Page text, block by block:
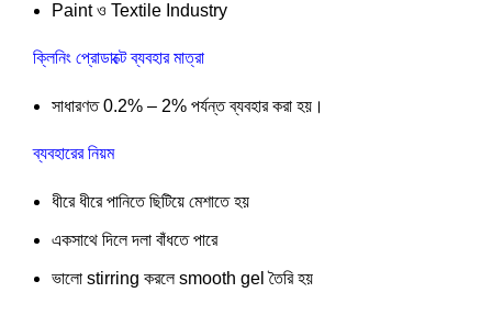
Paint ও Textile Industry
ক্লিনিং প্রোডাক্টে ব্যবহার মাত্রা
সাধারণত 0.2% – 2% পর্যন্ত ব্যবহার করা হয়।
ব্যবহারের নিয়ম
ধীরে ধীরে পানিতে ছিটিয়ে মেশাতে হয়
একসাথে দিলে দলা বাঁধতে পারে
ভালো stirring করলে smooth gel তৈরি হয়